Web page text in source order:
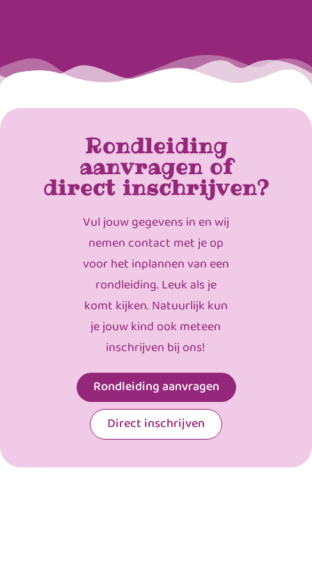
Rondleiding
aanvragen of
direct inschrijven?
Vul jouw gegevens in en wij
nemen contact met je op
voor het inplannen van een
rondleiding. Leuk als je
komt kijken. Natuurlijk kun
je jouw kind ook meteen
inschrijven bij ons!
Rondleiding aanvragen
Direct inschrijven